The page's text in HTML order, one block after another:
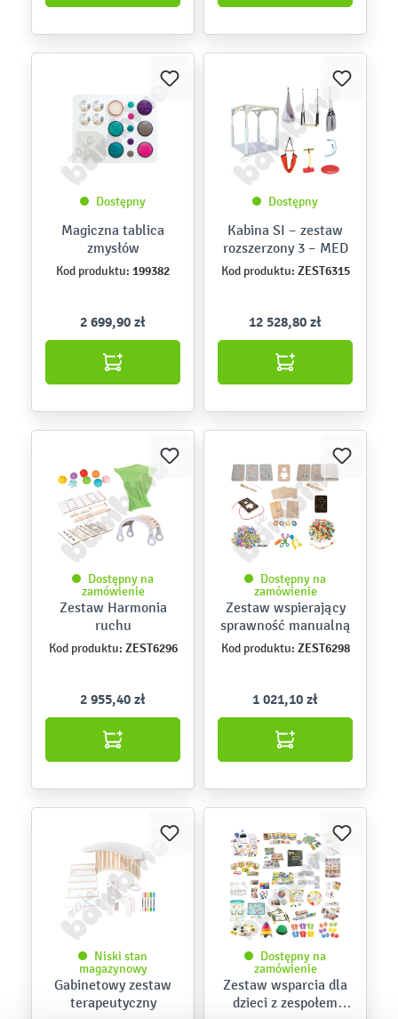
Dostępny
Magiczna tablica
zmysłów
Kod produktu: 199382
2 699,90 zł
Dostępny
Kabina SI – zestaw
rozszerzony 3 – MED
Kod produktu: ZEST6315
12 528,80 zł
Dostępny na
zamówienie
Zestaw Harmonia
ruchu
Kod produktu: ZEST6296
2 955,40 zł
Dostępny na
zamówienie
Zestaw wspierający
sprawność manualną
Kod produktu: ZEST6298
1 021,10 zł
Niski stan
magazynowy
Gabinetowy zestaw
terapeutyczny
Dostępny na
zamówienie
Zestaw wsparcia dla
dzieci z zespołem